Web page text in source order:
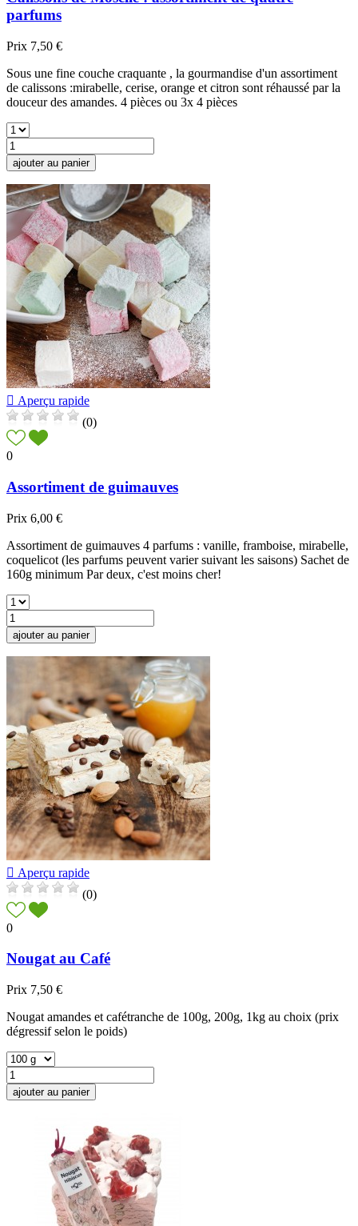
parfums
Prix 7,50 €
Sous une fine couche craquante , la gourmandise d'un assortiment
de calissons :mirabelle, cerise, orange et citron sont réhaussé par la
douceur des amandes. 4 pièces ou 3x 4 pièces
ajouter au panier
 Aperçu rapide
(0)
0
Assortiment de guimauves
Prix 6,00 €
Assortiment de guimauves 4 parfums : vanille, framboise, mirabelle,
coquelicot (les parfums peuvent varier suivant les saisons) Sachet de
160g minimum Par deux, c'est moins cher!
ajouter au panier
 Aperçu rapide
(0)
0
Nougat au Café
Prix 7,50 €
Nougat amandes et cafétranche de 100g, 200g, 1kg au choix (prix
dégressif selon le poids)
ajouter au panier